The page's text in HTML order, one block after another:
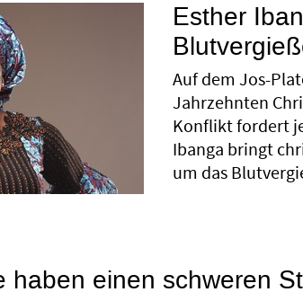
Esther
Auf dem Jos-
Jahrzehnten
Konflikt fordert
Ibanga bringt
um das
haben einen schweren